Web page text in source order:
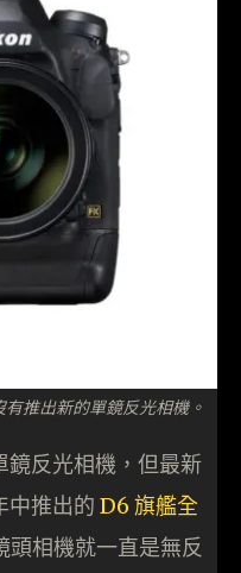
推出新的單鏡反光相機。
反光相機，但最新
中推出的 D6 旗艦全
頭相機就一直是無反